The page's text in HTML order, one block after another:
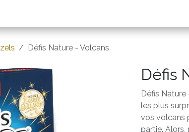
Défis Nature - Volcans
Défis
Défis
les plus
vos volcans
partie. Alors,